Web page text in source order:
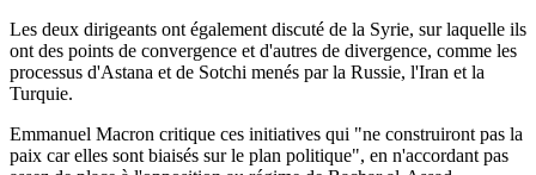
Les deux dirigeants ont également discuté de la Syrie, sur laquelle ils
ont des points de convergence et d'autres de divergence, comme les
processus d'Astana et de Sotchi menés par la Russie, l'Iran et la
Turquie.
Emmanuel Macron critique ces initiatives qui "ne construiront pas la
paix car elles sont biaisés sur le plan politique", en n'accordant pas